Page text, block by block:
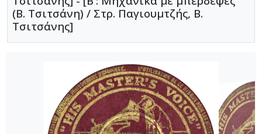
(Β. Τσιτσάνη) / Στρ. Παγιουμτζής, Β.
Τσιτσάνης]